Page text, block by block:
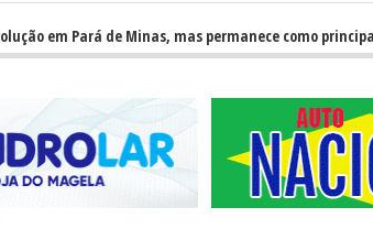
Pará de Minas, mas permanece como principal